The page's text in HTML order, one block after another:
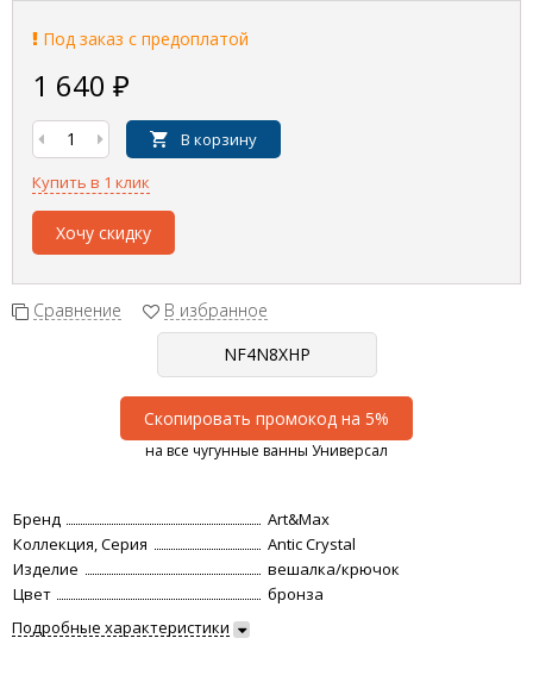
Под заказ с предоплатой
1 640 ₽
В корзину
Купить в 1 клик
Хочу скидку
Сравнение В избранное
Скопировать промокод на 5%
на все чугунные ванны Универсал
Бренд
Art&Max
Коллекция, Серия
Antic Crystal
Изделие
вешалка/крючок
Цвет
бронза
Подробные характеристики